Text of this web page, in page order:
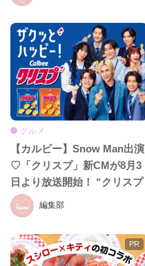
編集部
グルメ
【カルビー】Snow Man出演
♡「クリスプ」新CMが8月3
日より放送開始！ “クリスプ
商事”を舞台にしたザクッと
ハッピーな日常に注目